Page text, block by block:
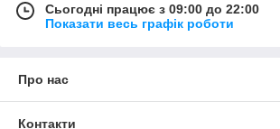
Сьогодні працює з 09:00 до 22:00
Показати весь графік роботи
Про нас
Контакти